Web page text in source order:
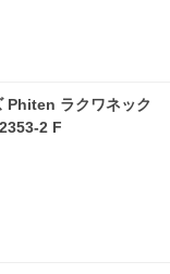
Phiten ラクワネック
2 F